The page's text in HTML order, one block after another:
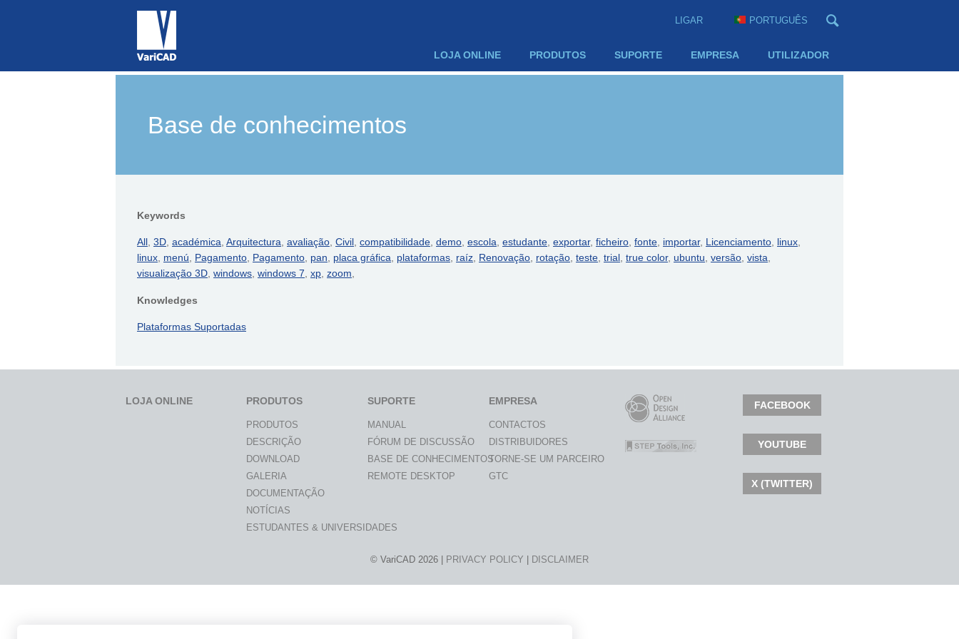
LIGAR PORTUGUÊS
LOJA ONLINE PRODUTOS SUPORTE EMPRESA UTILIZADOR
Base de conhecimentos
Keywords
All, 3D, académica, Arquitectura, avaliação, Civil, compatibilidade, demo, escola, estudante, exportar, ficheiro, fonte, importar, Licenciamento, linux,
linux, menú, Pagamento, Pagamento, pan, placa gráfica, plataformas, raíz, Renovação, rotação, teste, trial, true color, ubuntu, versão, vista,
visualização 3D, windows, windows 7, xp, zoom,
Knowledges
Plataformas Suportadas
LOJA ONLINE PRODUTOS
PRODUTOS
DESCRIÇÃO
DOWNLOAD
GALERIA
DOCUMENTAÇÃO
NOTÍCIAS
ESTUDANTES & UNIVERSIDADES
SUPORTE
MANUAL
FÓRUM DE DISCUSSÃO
BASE DE CONHECIMENTOS
REMOTE DESKTOP
EMPRESA
CONTACTOS
DISTRIBUIDORES
TORNE-SE UM PARCEIRO
GTC
FACEBOOK
YOUTUBE
X (TWITTER)
© VariCAD 2026 | PRIVACY POLICY DISCLAIMER